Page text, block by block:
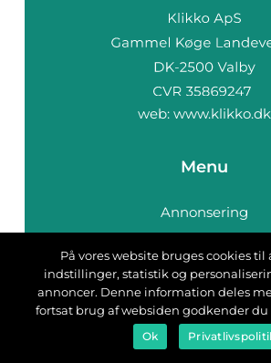
web: www.klikko.dk
Menu
Annonsering
Cookies
Kontakta oss
Sitemap
På vores website bruges cookies
indstillinger, statistik og
annoncer. Denne information deles
fortsat brug af websiden godkender
Ok